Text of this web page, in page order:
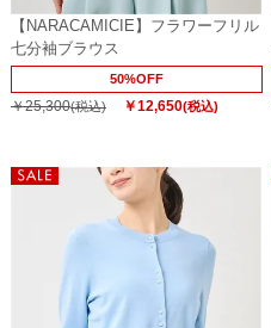
【NARACAMICIE】フラワーフリル
七分袖ブラウス
50%OFF
￥25,300(税込) ￥12,650(税込)